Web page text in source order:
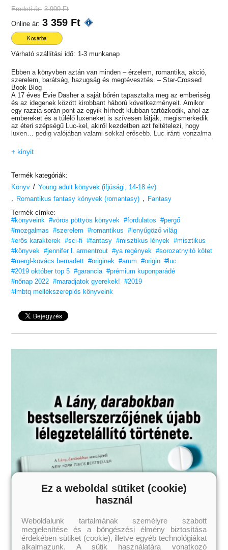
Eredeti ár: 3 999 Ft
Online ár: 3 359 Ft
Kosárba
Várható szállítási idő: 1-3 munkanap
Ebben a könyvben aztán van minden – érzelem, romantika, akció,
szerelem, barátság, hazugság és megtévesztés. – Star-Crossed
Book Blog
A 17 éves Evie Dasher a saját bőrén tapasztalta meg az emberiség
és az idegenek között kirobbant háború következményeit. Amikor
egy razzia során pont az egyik hírhedt klubban tartózkodik, ahol az
embereket és a túlélő luxeneket is szívesen látják, megismerkedik
az éteri szépségű Luc-kel, akiről kezdetben azt feltételezi, hogy
luxen… pedig valójában valami sokkal erősebb. Luc iránti vonzalma
egyre mélyebbre sodorja egy számára eddig ismeretlen világba, ahol
semmi sem az, aminek látszik…
Titkok, hazugságok és szerelem… ugorj fejest a luxenek elképesztő
+ kinyit
Termék kategóriák:
Könyv / Young adult könyvek (ifjúsági, 14-18 év)
, Romantikus fantasy könyvek (romantasy) , Fantasy
Termék címke:
#könyveink
#vörös pöttyös könyvek #fordulatos
#pergő
#mozgalmas
#szerelem #romantikus
#lenyűgöző világ
#erős karakterek
#sci-fi #fantasy #misztikus lények
#misztikus
#könyvek
#jennifer l. armentrout #ya regények
#sorozatnyitó kötet
#mergl-kovács bernadett #originek #arum #origin #luc
#2019 október top 5 #garancia #prémium kuponparádé
#nőnap 2022 #maradjatok gyerekek!
#2019
#lmbtq mellékszereplős könyveink
Ez a weboldal sütiket (cookie)
használ
Weboldalunk tartalmának személyre szabott
megjelenítése és a böngészési élmény biztosítása
érdekében sütiket (cookie), illetve egyéb technológiákat
alkalmazunk. A sütik használatára vonatkozó